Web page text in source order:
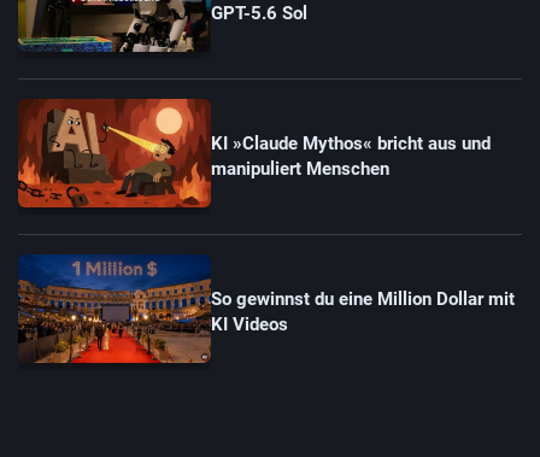
GPT-5.6 Sol
KI »Claude Mythos« bricht aus und
manipuliert Menschen
So gewinnst du eine Million Dollar mit
KI Videos